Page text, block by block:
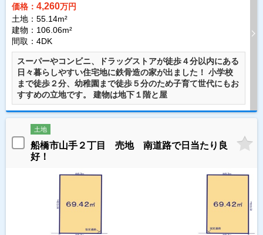
価格： 4,260万円
土地：55.14m²
建物：106.06m²
間取：4DK
スーパーやコンビニ、ドラッグストアが徒歩４分以内にある
日々暮らしやすい住宅地に鉄骨造の家が出ました！ 小学校
まで徒歩２分、幼稚園まで徒歩５分のため子育て世代にもお
すすめの立地です。 建物は地下１階と屋
土地
船橋市山手２丁目 売地 南道路で日当たり良
好！